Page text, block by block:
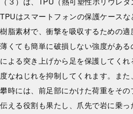
TPUはスマートフォンの保護ケース
樹脂素材で、衝撃を吸収するための適
薄くても簡単に破損しない強度があ
による突き上げから足を保護してく
度なねじれを抑制してくれます。ま
攀時には、前足部にかけた荷重をそ
伝える役割も果たし、爪先で岩に乗